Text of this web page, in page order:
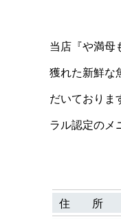
当店『や満母
獲れた新鮮な
だいておりま
ラル認定のメ
住 所